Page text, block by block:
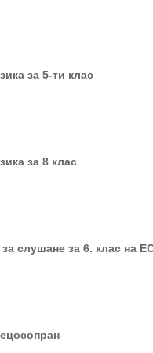
за 5-ти клас
за 8 клас
слушане за 6. клас на